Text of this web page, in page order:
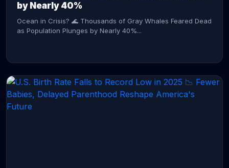
by Nearly 40%
Ocean in Crisis? 🌊 Thousands of Gray Whales Feared Dead
as Population Plunges by Nearly 40%...